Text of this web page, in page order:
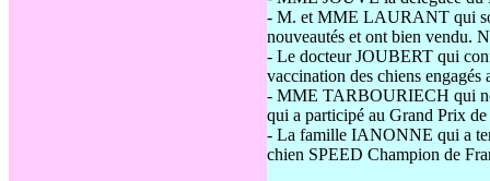
- M. et MME LAURANT qui
nouveautés et ont bien vendu.
- Le docteur JOUBERT qui
vaccination des chiens
- MME TARBOURIECH qui
qui a participé au Grand Prix
- La famille IANONNE qui a
chien SPEED Champion de